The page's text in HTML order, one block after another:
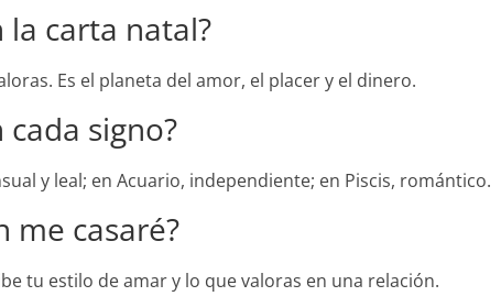
la carta natal?
Es el planeta del amor, el placer y el dinero.
signo?
y leal; en Acuario, independiente; en Piscis, romántico.
me casaré?
tu estilo de amar y lo que valoras en una relación.